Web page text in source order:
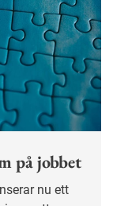
på jobbet